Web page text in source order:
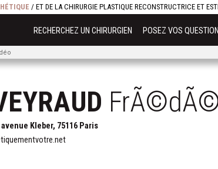
/ ET DE LA CHIRURGIE PLASTIQUE RECONSTRUCTRICE ET
RECHERCHEZ UN CHIRURGIEN POSEZ VOS
avenue Kleber, 75116 Paris